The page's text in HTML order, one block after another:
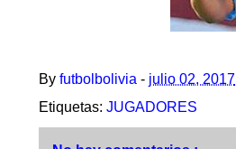
By futbolbolivia - julio 02, 2017
Etiquetas: JUGADORES